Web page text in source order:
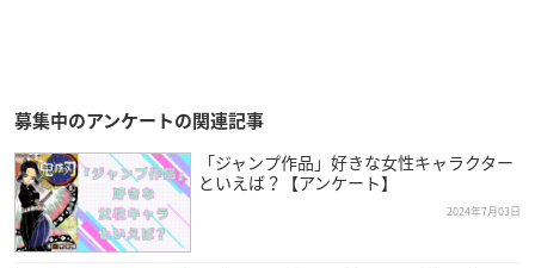
募集中のアンケートの関連記事
「ジャンプ作品」好きな女性キャラクター
といえば？【アンケート】
2024年7月03日